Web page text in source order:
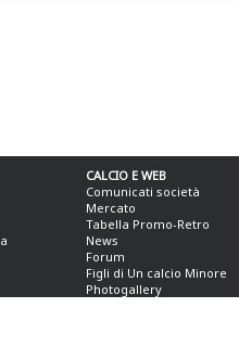
CALCIO E WEB
Comunicati società
Mercato
Tabella Promo-Retro
News
Forum
Figli di Un calcio Minore
Photogallery